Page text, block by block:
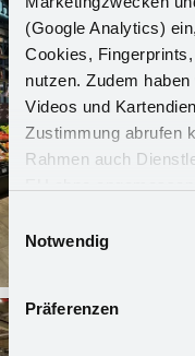
(Google Analytics)
Cookies,
nutzen. Zudem
Videos und
Zustimmung abrufen
Rahmen auch
zu Sicherheits- und
Rechtsmittel
willigen Sie in die
Notwendig
Präferenzen